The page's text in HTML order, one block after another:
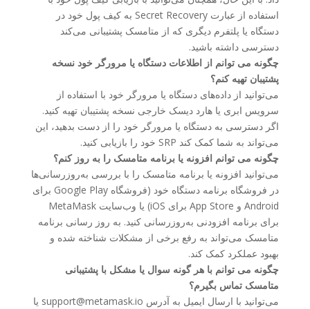
استفاده از عبارت Secret Recovery به کیف پول خود در
دستگاه یا پلتفرم دیگری که از متامسک پشتیبانی می‌کند
دسترسی داشته باشید.
چگونه می توانم از اطلاعات دستگاه یا مرورگر خود نسخه
پشتیبان تهیه کنم؟
می‌توانید از داده‌های دستگاه یا مرورگر خود با استفاده از
سرویس ابری یا هارد دیسک خارجی نسخه پشتیبان تهیه کنید.
اگر دسترسی به دستگاه یا مرورگر خود را از دست بدهید، این
می‌تواند به شما کمک کند SRP خود را بازیابی کنید.
چگونه می توانم افزونه یا برنامه متامسک را به روز کنم؟
می‌توانید افزونه یا برنامه متامسک را با بررسی به‌روزرسانی‌ها
در فروشگاه برنامه دستگاه خود (فروشگاه Google Play برای
Android و App Store برای iOS) یا وب‌سایت MetaMask
برای برنامه افزودنی به‌روزرسانی کنید. به روز رسانی برنامه
متامسک می‌تواند به رفع برخی از مشکلات شناخته شده و
بهبود عملکرد کمک کند.
چگونه می توانم با هر گونه سوال یا مشکل با پشتیبانی
متامسک تماس بگیرم؟
می‌توانید با ارسال ایمیل به آدرس support@metamask.io یا